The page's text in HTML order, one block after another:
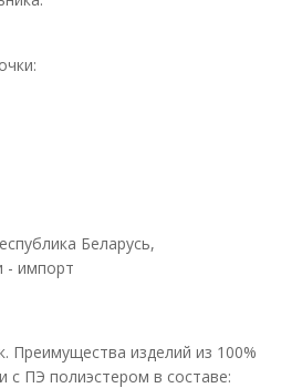
Беларусь,
- импорт
Преимущества изделий из 100%
с ПЭ полиэстером в составе: